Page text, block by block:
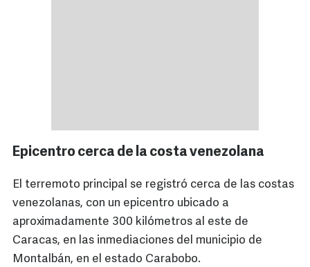
Epicentro cerca de la costa venezolana
El terremoto principal se registró cerca de las costas
venezolanas, con un epicentro ubicado a
aproximadamente 300 kilómetros al este de
Caracas, en las inmediaciones del municipio de
Montalbán, en el estado Carabobo.